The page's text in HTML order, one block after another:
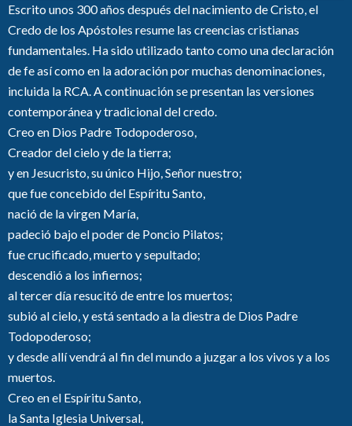
Escrito unos 300 años después del nacimiento de Cristo, el
Credo de los Apóstoles resume las creencias cristianas
fundamentales. Ha sido utilizado tanto como una declaración
de fe así como en la adoración por muchas denominaciones,
incluida la RCA. A continuación se presentan las versiones
contemporánea y tradicional del credo.
Creo en Dios Padre Todopoderoso,
Creador del cielo y de la tierra;
y en Jesucristo, su único Hijo, Señor nuestro;
que fue concebido del Espíritu Santo,
nació de la virgen María,
padeció bajo el poder de Poncio Pilatos;
fue crucificado, muerto y sepultado;
descendió a los infiernos;
al tercer día resucitó de entre los muertos;
subió al cielo, y está sentado a la diestra de Dios Padre
Todopoderoso;
y desde allí vendrá al fin del mundo a juzgar a los vivos y a los
muertos.
Creo en el Espíritu Santo,
la Santa Iglesia Universal,